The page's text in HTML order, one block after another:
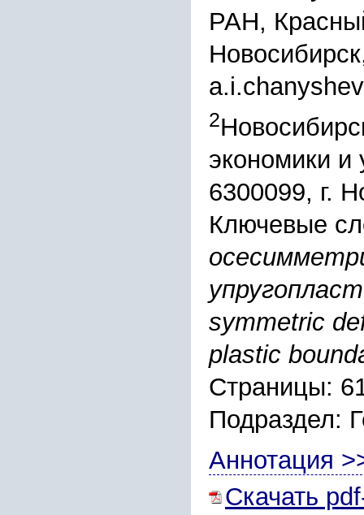
РАН,
2
экономики и
6300099, г.
Ключевые
symmetric
plastic
Страницы:
Подраздел:
Аннотация
Скачать